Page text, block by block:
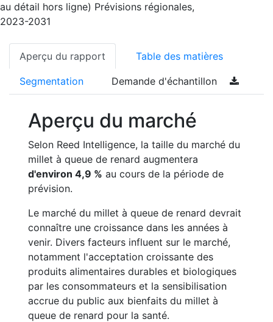
au détail hors ligne) Prévisions régionales,
2023-2031
Aperçu du rapport Table des matières
Segmentation Demande d'échantillon
Aperçu du marché
Selon Reed Intelligence, la taille du marché du
millet à queue de renard augmentera
d'environ 4,9 % au cours de la période de
prévision.
Le marché du millet à queue de renard devrait
connaître une croissance dans les années à
venir. Divers facteurs influent sur le marché,
notamment l'acceptation croissante des
produits alimentaires durables et biologiques
par les consommateurs et la sensibilisation
accrue du public aux bienfaits du millet à
queue de renard pour la santé.